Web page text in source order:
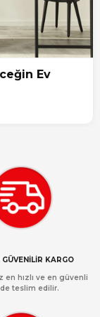
Ev
GÜVENİLİR KARGO
en hızlı ve en güvenli
teslim edilir.